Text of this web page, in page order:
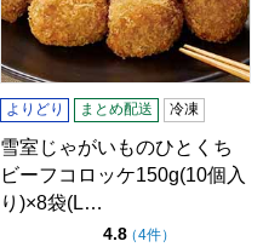
よりどり まとめ配送 冷凍
雪室じゃがいものひとくち
ビーフコロッケ150g(10個入
り)×8袋(L…
4.8点（5点満点中）
（4件の評価
）